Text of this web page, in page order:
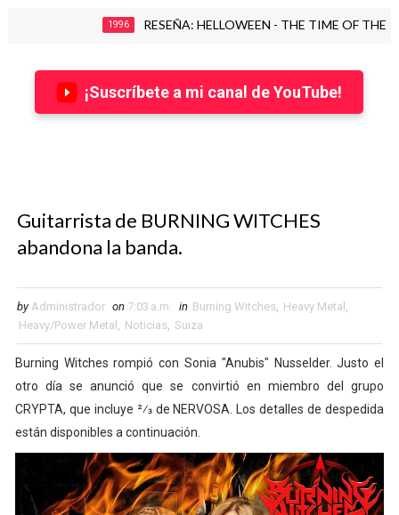
RESEÑA: HELLOWEEN - THE TIME OF THE OATH
¡Suscríbete a mi canal de YouTube!
Guitarrista de BURNING WITCHES
abandona la banda.
by Administrador on 7:03 a.m. in Burning Witches, Heavy Metal ,
Heavy/Power Metal , Noticias, Suiza
Burning Witches rompió con Sonia "Anubis" Nusselder. Justo el
otro día se anunció que se convirtió en miembro del grupo
CRYPTA, que incluye 2⁄3 de NERVOSA. Los detalles de despedida
están disponibles a continuación.